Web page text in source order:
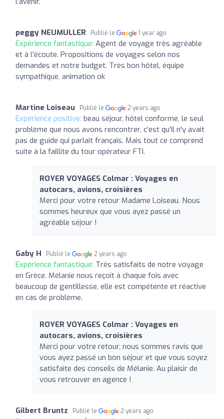
peggy NEUMULLER Publié le 1 year ago
Expérience fantastique: Agent de voyage très agréable
et à l'écoute. Propositions de voyages selon nos
demandes et notre budget. Très bon hôtel, équipe
sympathique, animation ok
Martine Loiseau Publié le 2 years ago
Expérience positive: beau séjour, hôtel conforme, le seul
problème que nous avons rencontrer, c'est qu'il n'y avait
pas de guide qui parlait français. Mais tout ce comprend
suite à la faillite du tour opérateur FTI.
ROYER VOYAGES Colmar : Voyages en
autocars, avions, croisières
Merci pour votre retour Madame Loiseau. Nous
sommes heureux que vous ayez passé un
agréable séjour !
Gaby H Publié le 2 years ago
Expérience fantastique: Très satisfaits de notre voyage
en Grèce. Mélanie nous reçoit à chaque fois avec
beaucoup de gentillesse, elle est compétente et réactive
en cas de problème.
ROYER VOYAGES Colmar : Voyages en
autocars, avions, croisières
Merci pour votre retour, nous sommes ravis que
vous ayez passé un bon séjour et que vous soyez
satisfaite des conseils de Mélanie. Au plaisir de
vous retrouver en agence !
Gilbert Bruntz Publié le 2 years ago